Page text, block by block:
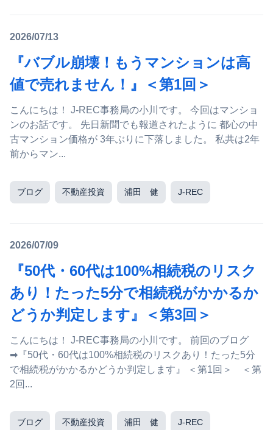
2026/07/13
『バブル崩壊！もうマンションは高
値で売れません！』＜第1回＞
こんにちは！ J-REC事務局の小川です。 今回はマンショ
ンのお話です。 先日新聞でも報道されたように 都心の中
古マンション価格が 3年ぶりに下落しました。 私共は2年
前からマン...
ブログ 不動産投資 浦田 健 J-REC
2026/07/09
『50代・60代は100%相続税のリスク
あり！たった5分で相続税がかかるか
どうか判定します』＜第3回＞
こんにちは！ J-REC事務局の小川です。 前回のブログ
➡『50代・60代は100%相続税のリスクあり！たった5分
で相続税がかかるかどうか判定します』 ＜第1回＞ ＜第
2回...
ブログ 不動産投資 浦田 健 J-REC